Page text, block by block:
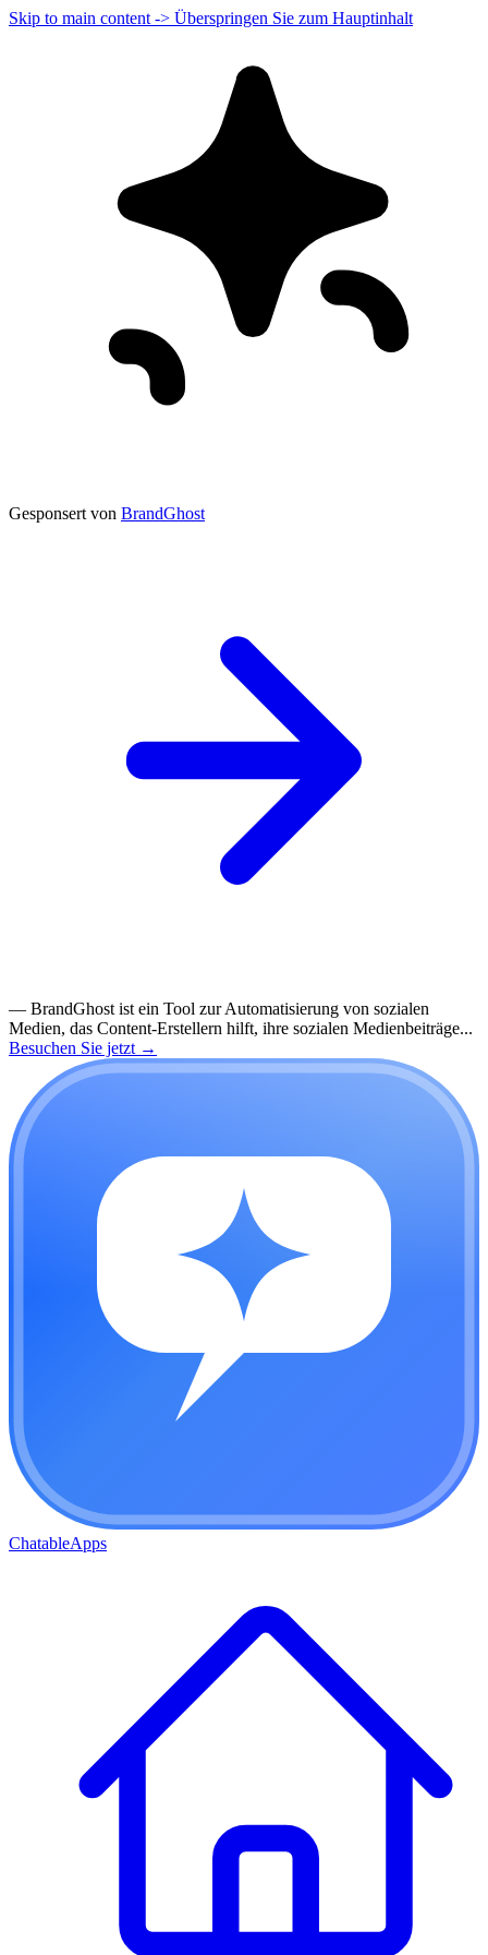
Skip to main content -> Überspringen Sie zum Hauptinhalt
Gesponsert von BrandGhost
— BrandGhost ist ein Tool zur Automatisierung von sozialen
Medien, das Content-Erstellern hilft, ihre sozialen Medienbeiträge...
Besuchen Sie jetzt →
ChatableApps